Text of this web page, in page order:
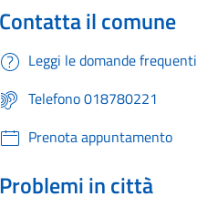
Contatta il comune
Leggi le domande frequenti
Telefono 018780221
Prenota appuntamento
Problemi in città